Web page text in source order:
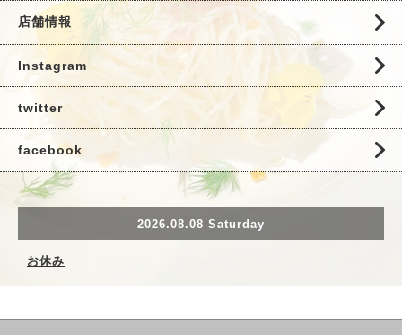
店舗情報
Instagram
twitter
facebook
2026.08.08 Saturday
お休み